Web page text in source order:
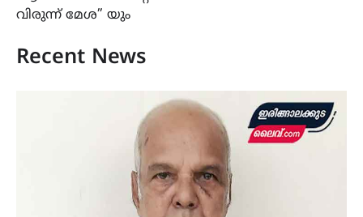
വിരുന്ന് മേശ” യും
Recent News